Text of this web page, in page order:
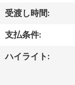
し
た
ち
受渡し時間:
支払条件:
ハイライト: